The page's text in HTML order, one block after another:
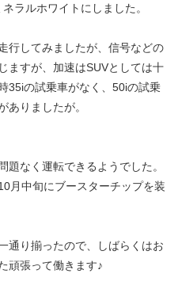
ラルホワイトにしました。
行してみましたが、信号などの
ますが、加速はSUVとしては十
35iの試乗車がなく、50iの試乗
ありましたが。
なく運転できるようでした。
月中旬にブースターチップを装
通り揃ったので、しばらくはお
頑張って働きます♪